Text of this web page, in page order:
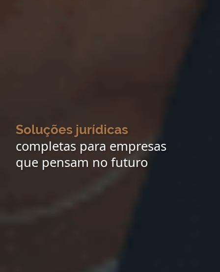
Soluções jurídicas
completas para empresas
que pensam no futuro